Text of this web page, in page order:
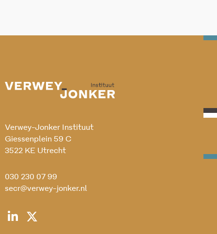
Verwey-Jonker Instituut
Giessenplein 59 C
3522 KE Utrecht
030 230 07 99
secr@verwey-jonker.nl